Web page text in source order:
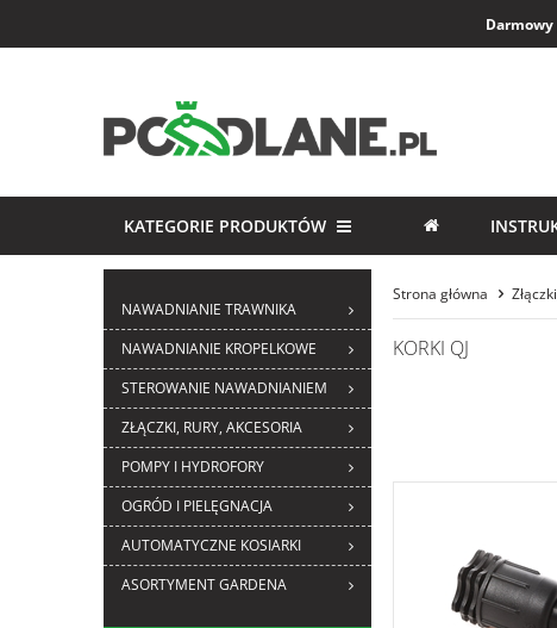
KATEGORIE PRODUKTÓW
NAWADNIANIE TRAWNIKA
NAWADNIANIE KROPELKOWE
STEROWANIE NAWADNIANIEM
ZŁĄCZKI, RURY, AKCESORIA
POMPY I HYDROFORY
OGRÓD I PIELĘGNACJA
AUTOMATYCZNE KOSIARKI
ASORTYMENT GARDENA
Strona główna
KORKI QJ